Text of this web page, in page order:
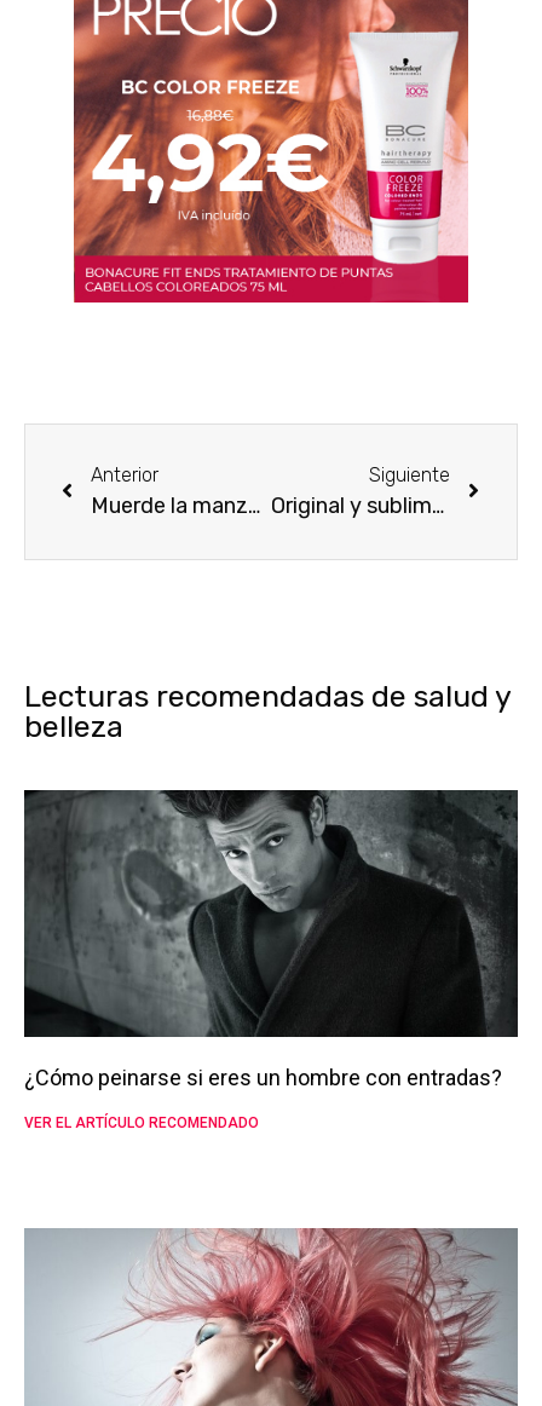
Anterior
Muerde la manzana de Lolita Lempicka
Siguiente
Original y sublime, como el perfume Perles de Lalique
Lecturas recomendadas de salud y
belleza
¿Cómo peinarse si eres un hombre con entradas?
VER EL ARTÍCULO RECOMENDADO